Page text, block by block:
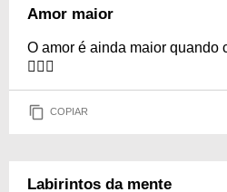
Amor maior
O amor é ainda maior quando
👨‍❤‍👨
COPIAR
Labirintos da mente